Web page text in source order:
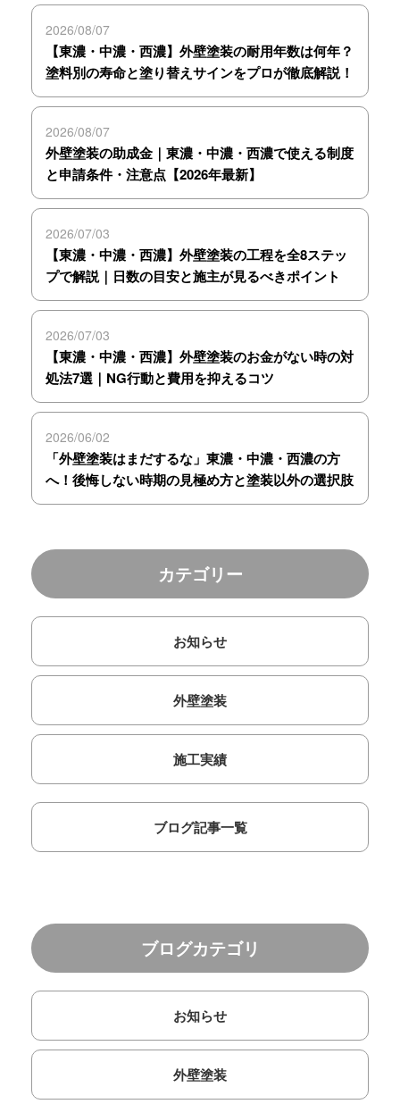
2026/08/07
【東濃・中濃・西濃】外壁塗装の耐用年数は何年？
塗料別の寿命と塗り替えサインをプロが徹底解説！
2026/08/07
外壁塗装の助成金｜東濃・中濃・西濃で使える制度
と申請条件・注意点【2026年最新】
2026/07/03
【東濃・中濃・西濃】外壁塗装の工程を全8ステッ
プで解説｜日数の目安と施主が見るべきポイント
2026/07/03
【東濃・中濃・西濃】外壁塗装のお金がない時の対
処法7選｜NG行動と費用を抑えるコツ
2026/06/02
「外壁塗装はまだするな」東濃・中濃・西濃の方
へ！後悔しない時期の見極め方と塗装以外の選択肢
カテゴリー
お知らせ
外壁塗装
施工実績
ブログ記事一覧
ブログカテゴリ
お知らせ
外壁塗装